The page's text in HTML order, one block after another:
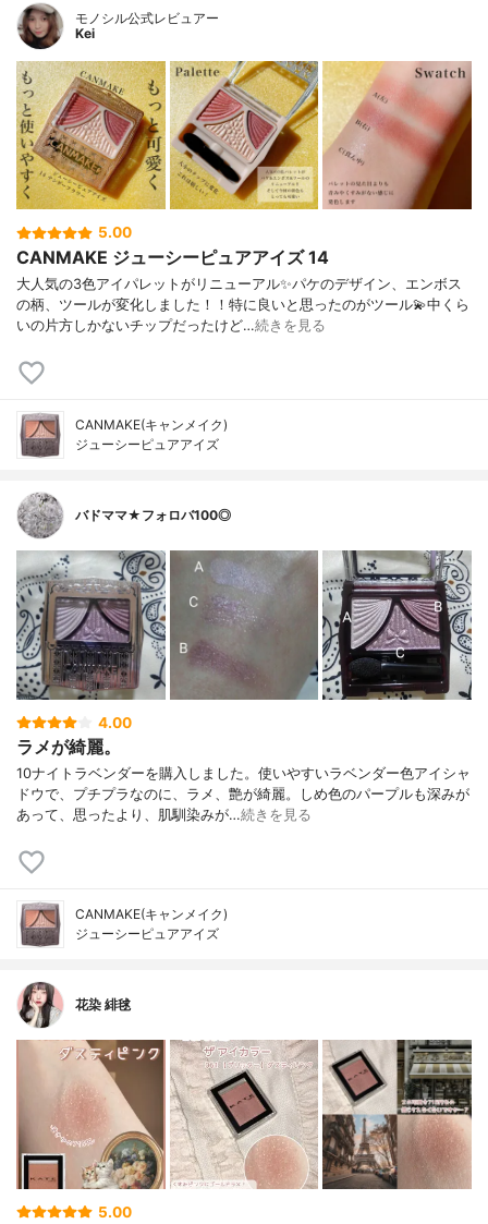
モノシル公式レビュアー
Kei
5.00
CANMAKE ジューシーピュアアイズ 14
大人気の3色アイパレットがリニューアル✨パケのデザイン、エンボス
の柄、ツールが変化しました！！特に良いと思ったのがツール💫中くら
いの片方しかないチップだったけど…続きを見る
CANMAKE(キャンメイク)
ジューシーピュアアイズ
バドママ★フォロバ100◎
4.00
ラメが綺麗。
10ナイトラベンダーを購入しました。使いやすいラベンダー色アイシャ
ドウで、プチプラなのに、ラメ、艶が綺麗。しめ色のパープルも深みが
あって、思ったより、肌馴染みが…続きを見る
CANMAKE(キャンメイク)
ジューシーピュアアイズ
花染 緋毬
5.00